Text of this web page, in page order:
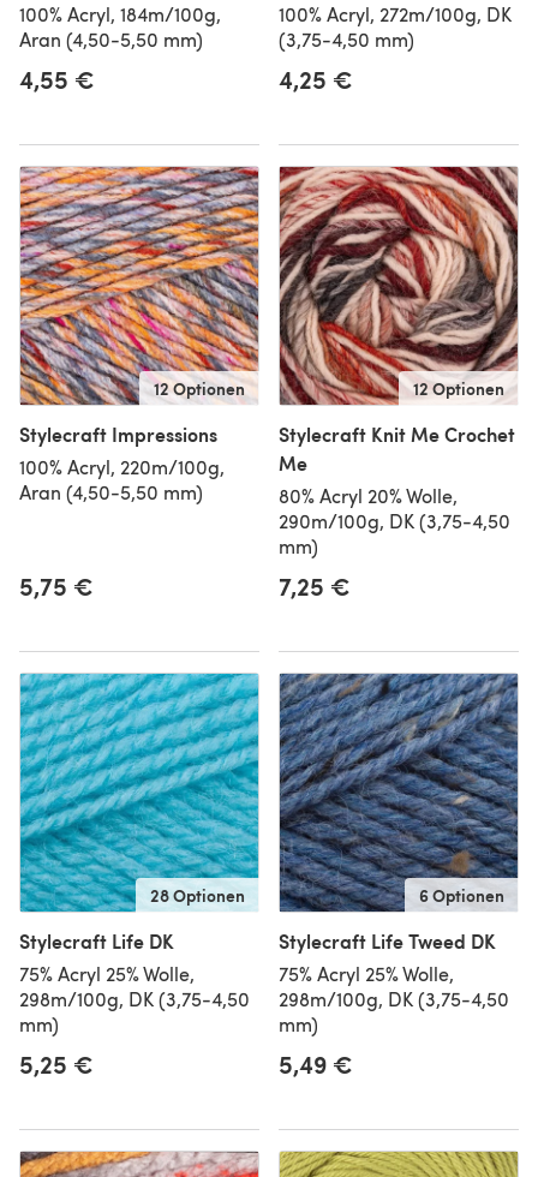
100% Acryl, 184m/100g,
Aran (4,50-5,50 mm)
4,55 €
100% Acryl, 272m/100g, DK
(3,75-4,50 mm)
4,25 €
12 Optionen
Stylecraft Impressions
100% Acryl, 220m/100g,
Aran (4,50-5,50 mm)
5,75 €
12 Optionen
Stylecraft Knit Me Crochet
Me
80% Acryl 20% Wolle,
290m/100g, DK (3,75-4,50
mm)
7,25 €
28 Optionen
Stylecraft Life DK
75% Acryl 25% Wolle,
298m/100g, DK (3,75-4,50
mm)
5,25 €
6 Optionen
Stylecraft Life Tweed DK
75% Acryl 25% Wolle,
298m/100g, DK (3,75-4,50
mm)
5,49 €